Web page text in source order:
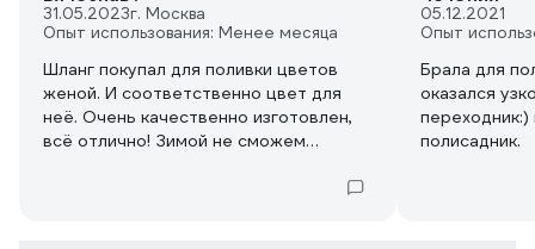
31.05.2023г. Москва
Опыт использования: Менее месяца
Шланг покупал для поливки цветов
женой. И соответственно цвет для
неё. Очень качественно изготовлен,
всё отлично! Зимой не сможем
05.12.2021
Опыт
Брала для
оказался
полисадник.